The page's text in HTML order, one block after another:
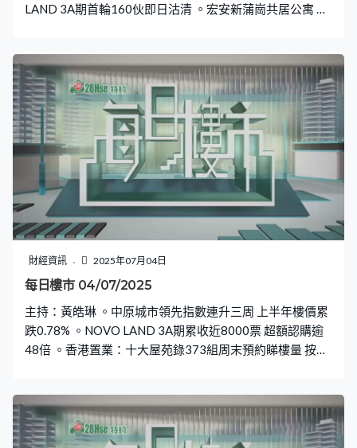
LAND 3A期首輪160伙即日沽清 。宏安新蒲崗共居公寓 首
財經資訊 2025年07月04日
每日樓市 04/07/2025
主持：黃皓琳 。中原城市領先指數連升三周 上半年樓價累
跌0.78% 。NOVO LAND 3A期累收近8000票 超額認購逾
48倍 。香港置業：十大屋苑錄373組周末預約睇樓量 按周